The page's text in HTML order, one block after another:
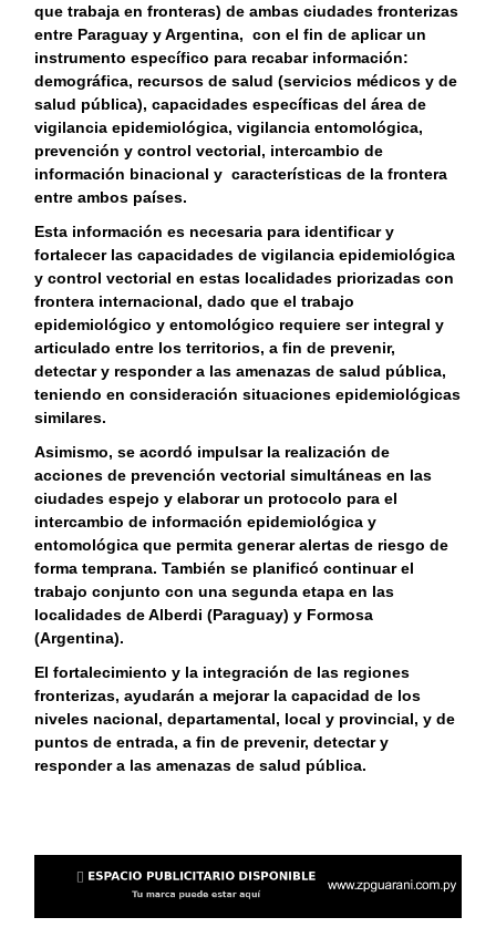
que trabaja en fronteras) de ambas ciudades fronterizas
entre Paraguay y Argentina, con el fin de aplicar un
instrumento específico para recabar información:
demográfica, recursos de salud (servicios médicos y de
salud pública), capacidades específicas del área de
vigilancia epidemiológica, vigilancia entomológica,
prevención y control vectorial, intercambio de
información binacional y características de la frontera
entre ambos países.
Esta información es necesaria para identificar y
fortalecer las capacidades de vigilancia epidemiológica
y control vectorial en estas localidades priorizadas con
frontera internacional, dado que el trabajo
epidemiológico y entomológico requiere ser integral y
articulado entre los territorios, a fin de prevenir,
detectar y responder a las amenazas de salud pública,
teniendo en consideración situaciones epidemiológicas
similares.
Asimismo, se acordó impulsar la realización de
acciones de prevención vectorial simultáneas en las
ciudades espejo y elaborar un protocolo para el
intercambio de información epidemiológica y
entomológica que permita generar alertas de riesgo de
forma temprana. También se planificó continuar el
trabajo conjunto con una segunda etapa en las
localidades de Alberdi (Paraguay) y Formosa
(Argentina).
El fortalecimiento y la integración de las regiones
fronterizas, ayudarán a mejorar la capacidad de los
niveles nacional, departamental, local y provincial, y de
puntos de entrada, a fin de prevenir, detectar y
responder a las amenazas de salud pública.